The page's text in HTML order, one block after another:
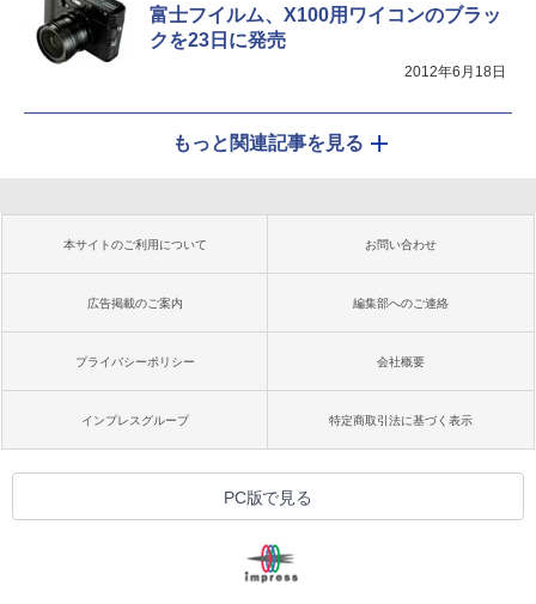
富士フイルム、X100用ワイコンのブラッ
クを23日に発売
2012年6月18日
もっと関連記事を見る
本サイトのご利用について お問い合わせ
広告掲載のご案内 編集部へのご連絡
プライバシーポリシー 会社概要
インプレスグループ 特定商取引法に基づく表示
PC版で見る